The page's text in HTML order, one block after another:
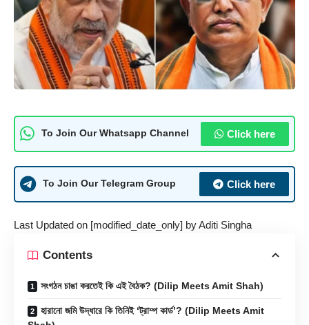
To Join Our Whatsapp Channel Click here
To Join Our Telegram Group Click here
Last Updated on [modified_date_only] byAditi Singha
Contents
সংগঠন চাঙা করতেই কি এই বৈঠক? (Dilip Meets Amit Shah)
হারানো জমি উদ্ধারে কি তিনিই ‘ট্রাম্প কার্ড’? (Dilip Meets Amit